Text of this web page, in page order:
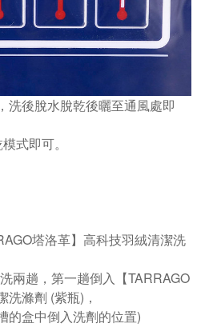
洗後脫水脫乾後曬至通風處即
式即可。
塔洛革】高科技羽絨清潔洗
兩趟，第一趟倒入【TARRAGO
滌劑 (紫瓶)，
的盒中倒入洗劑的位置)